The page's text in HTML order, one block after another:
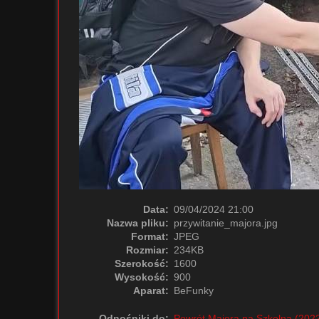
Data: 09/04/2024 21:00
Nazwa pliku: przywitanie_majora.jpg
Format: JPEG
Rozmiar: 234KB
Szerokość: 1600
Wysokość: 900
Aparat: BeFunky